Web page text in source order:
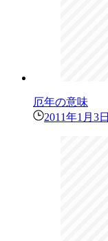
厄年の意味
2011年1月3日